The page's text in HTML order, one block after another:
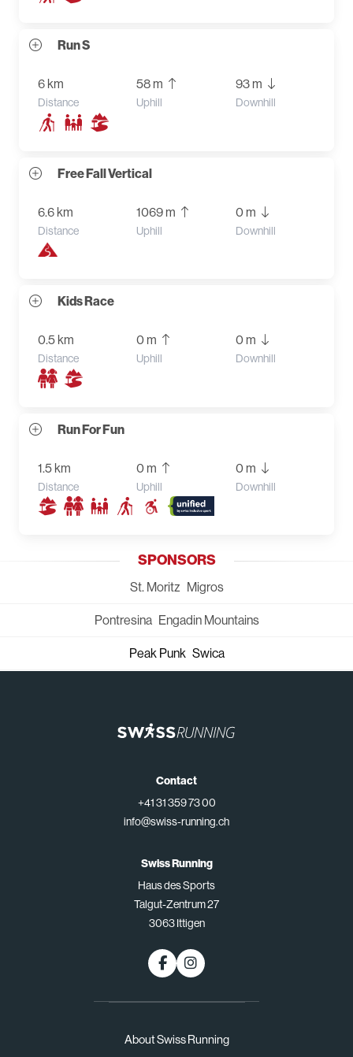
Run S
6 km
Distance
58 m
Uphill
93 m
Downhill
Free Fall Vertical
6.6 km
Distance
1069 m
Uphill
0 m
Downhill
Kids Race
0.5 km
Distance
0 m
Uphill
0 m
Downhill
Run For Fun
1.5 km
Distance
0 m
Uphill
0 m
Downhill
SPONSORS
St. Moritz Migros
Pontresina Engadin Mountains
Peak Punk Swica
About Swiss Running
Contact
+41 31 359 73 00
info@swiss-running.ch
Swiss Running
Haus des Sports
Talgut-Zentrum 27
3063 Ittigen